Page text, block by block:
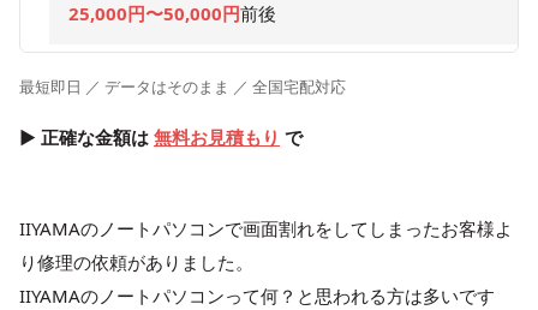
25,000円〜50,000円前後
最短即日 ／ データはそのまま ／ 全国宅配対応
▶ 正確な金額は 無料お見積もり で
IIYAMAのノートパソコンで画面割れをしてしまったお客様よ
り修理の依頼がありました。
IIYAMAのノートパソコンって何？と思われる方は多いです